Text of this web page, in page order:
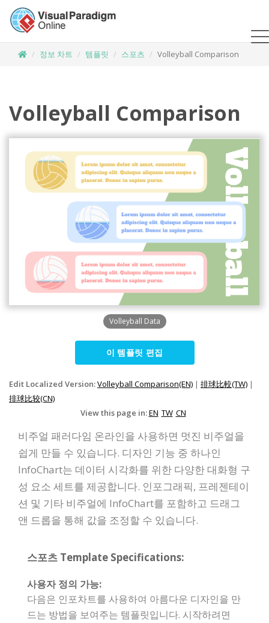
정보 차트 템플릿 스포츠 Volleyball Comparison
Volleyball Comparison
Volleyball Data
이 템플릿 편집
Edit Localized Version:Volleyball Comparison(EN) | 排球比較(TW) |
排球比较(CN)
View this page in:EN TW CN
비주얼 패러다임 온라인을 사용하면 멋진 비주얼을
쉽게 만들 수 있습니다. 디자인 기능 중 하나인
InfoChart는 데이터 시각화를 위한 다양한 대화형 구
성 요소 세트를 제공합니다. 인포그래픽, 프레젠테이
션 및 기타 비주얼에 InfoChart를 포함하고 드래그
앤 드롭을 통해 값을 조정할 수 있습니다.
스포츠 Template Specifications:
사용자 정의 가능:
다음은 인포차트를 사용하여 아름다운 디자인을 만
드는 방법을 보여주는 템플릿입니다. 시작하려면